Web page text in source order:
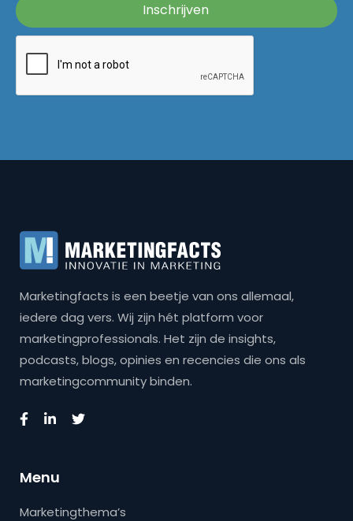
Marketingfacts is een beetje van ons allemaal,
iedere dag vers. Wij zijn hét platform voor
marketingprofessionals. Het zijn de insights,
podcasts, blogs, opinies en recencies die ons als
marketingcommunity binden.
Menu
Marketingthema’s